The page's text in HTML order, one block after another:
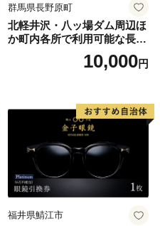
群馬県長野原町
北軽井沢・八ッ場ダム周辺ほ
か町内各所で利用可能な長野
原町ふるさと感謝券（3,000
円分）【トラベル 観光 旅行
10,000円
福井県鯖江市